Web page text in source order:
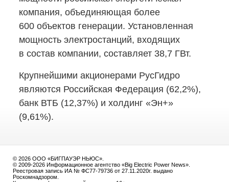
компания, объединяющая более
600 объектов генерации. Установленная
мощность электростанций, входящих
в состав компании, составляет 38,7 ГВт.
Крупнейшими акционерами РусГидро
являются Российская Федерация (62,2%),
банк ВТБ (12,37%) и холдинг «Эн+»
(9,61%).
© 2026 ООО «БИГПАУЭР НЬЮС».
© 2009-2026 Информационное агентство «Big Electric Power News».
Реестровая запись ИА № ФС77-79736 от 27.11.2020г. выдано
Роскомнадзором.